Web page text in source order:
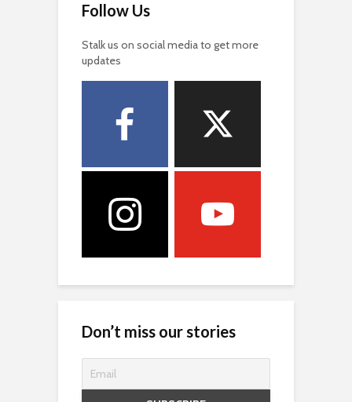
Follow Us
Stalk us on social media to get more
updates
Don’t miss our stories